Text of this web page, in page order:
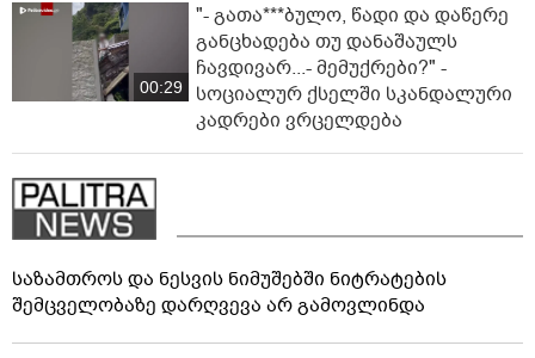
00:29
"- გათა***ბულო, წადი და დაწერე
განცხადება თუ დანაშაულს
ჩავდივარ...- მემუქრები?" -
სოციალურ ქსელში სკანდალური
კადრები ვრცელდება
საზამთროს და ნესვის ნიმუშებში ნიტრატების
შემცველობაზე დარღვევა არ გამოვლინდა